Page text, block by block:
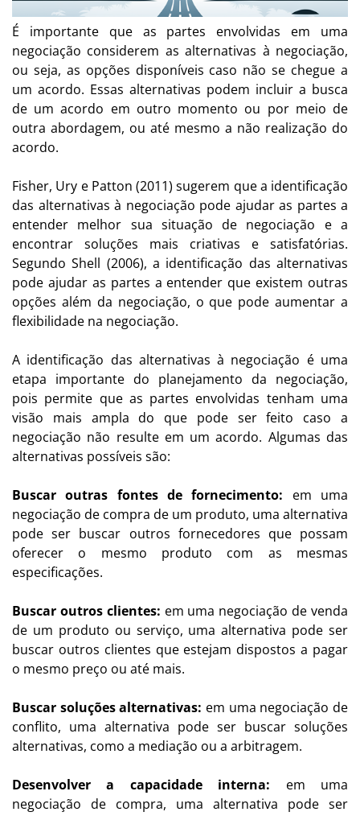
É importante que as partes envolvidas em uma
negociação considerem as alternativas à negociação,
ou seja, as opções disponíveis caso não se chegue a
um acordo. Essas alternativas podem incluir a busca
de um acordo em outro momento ou por meio de
outra abordagem, ou até mesmo a não realização do
acordo.
Fisher, Ury e Patton (2011) sugerem que a identificação
das alternativas à negociação pode ajudar as partes a
entender melhor sua situação de negociação e a
encontrar soluções mais criativas e satisfatórias.
Segundo Shell (2006), a identificação das alternativas
pode ajudar as partes a entender que existem outras
opções além da negociação, o que pode aumentar a
flexibilidade na negociação.
A identificação das alternativas à negociação é uma
etapa importante do planejamento da negociação,
pois permite que as partes envolvidas tenham uma
visão mais ampla do que pode ser feito caso a
negociação não resulte em um acordo. Algumas das
alternativas possíveis são:
Buscar outras fontes de fornecimento: em uma
negociação de compra de um produto, uma alternativa
pode ser buscar outros fornecedores que possam
oferecer o mesmo produto com as mesmas
especificações.
Buscar outros clientes: em uma negociação de venda
de um produto ou serviço, uma alternativa pode ser
buscar outros clientes que estejam dispostos a pagar
o mesmo preço ou até mais.
Buscar soluções alternativas: em uma negociação de
conflito, uma alternativa pode ser buscar soluções
alternativas, como a mediação ou a arbitragem.
Desenvolver a capacidade interna: em uma
negociação de compra, uma alternativa pode ser